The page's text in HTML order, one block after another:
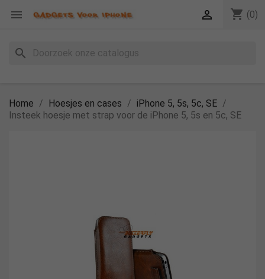
 shopping_cart (0)

search
Home Hoesjes en cases
iPhone 5, 5s, 5c, SE
Insteek hoesje met strap voor de iPhone 5, 5s en 5c, SE